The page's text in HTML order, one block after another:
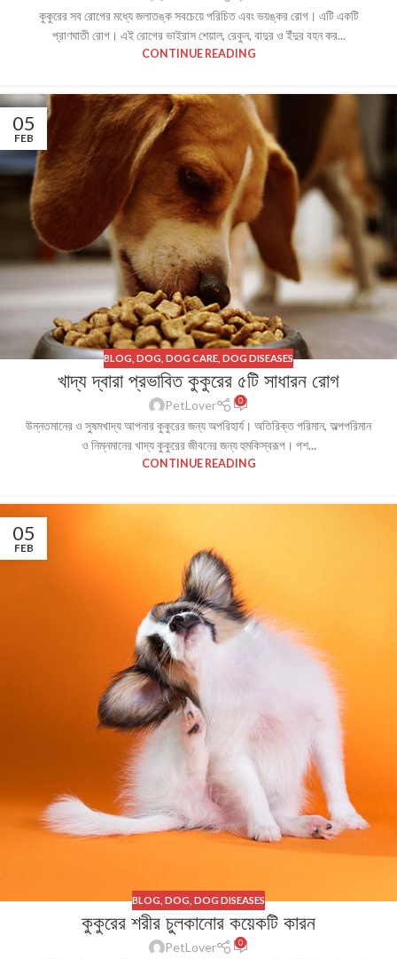
কুকুরের সব রোগের মধ্যে জলাতঙ্ক সবচেয়ে পরিচিত এবং ভয়ঙ্কর রোগ। এটি একটি
প্রাণঘাতী রোগ। এই রোগের ভাইরাস শেয়াল, রেকুন, বাদুর ও ইঁদুর বহন কর...
CONTINUE READING
05
FEB
BLOG DOG DOG CARE DOG DISEASES
খাদ্য দ্বারা প্রভাবিত কুকুরের ৫টি সাধারন রোগ
PetLover 0
উন্নতমানের ও সুষমখাদ্য আপনার কুকুরের জন্য অপরিহার্য। অতিরিক্ত পরিমান, অল্পপরিমান
ও নিম্নমানের খাদ্য কুকুরের জীবনের জন্য হুমকিস্বরূপ। পশ...
CONTINUE READING
05
FEB
BLOG DOG DOG DISEASES
কুকুরের শরীর চুলকানোর কয়েকটি কারন
PetLover 0